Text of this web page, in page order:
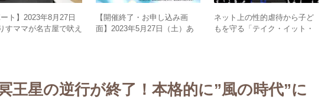
ート】2023年8月27日
すママが名古屋で吠え
【開催終了・お申し込み画
面】2023年5月27日（土）あ
ネット上の性的虐待から子ど
もを守る「テイク・イット・
王星の逆行が終了！本格的に”風の時代”に